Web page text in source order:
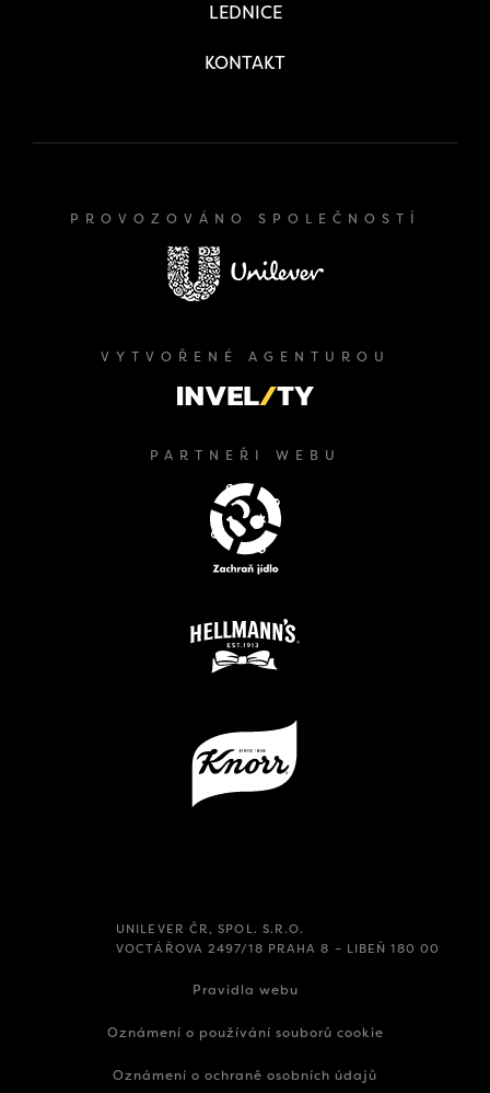
LEDNICE
KONTAKT
PROVOZOVÁNO SPOLEČNOSTÍ
VYTVOŘENÉ AGENTUROU
PARTNEŘI WEBU
UNILEVER ČR, SPOL. S.R.O.
VOCTÁŘOVA 2497/18 PRAHA 8 – LIBEŇ 180 00
Pravidla webu
Oznámení o používání souborů cookie
Oznámení o ochraně osobních údajů